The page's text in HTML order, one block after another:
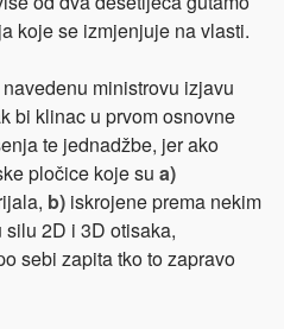
koje se izmjenjuje na vlasti.
ministrovu izjavu
bi klinac u prvom osnovne
te jednadžbe, jer ako
pločice koje su a)
b)iskrojene prema nekim
2D i 3D otisaka,
sebi zapita tko to zapravo